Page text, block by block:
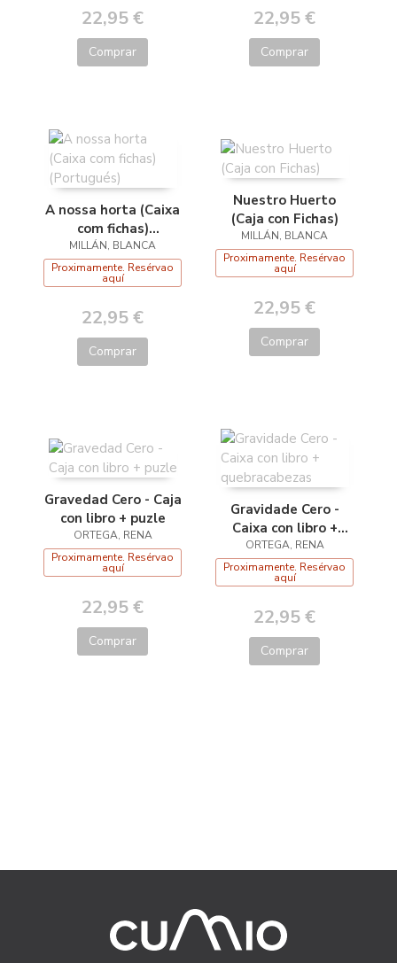
22,95 €
Comprar
22,95 €
Comprar
A nossa horta (Caixa
com fichas)
(Portugués)
MILLÁN, BLANCA
Proximamente. Resérvao
aquí
22,95 €
Comprar
Nuestro Huerto
(Caja con Fichas)
MILLÁN, BLANCA
Proximamente. Resérvao
aquí
22,95 €
Comprar
Gravedad Cero - Caja
con libro + puzle
ORTEGA, RENA
Proximamente. Resérvao
aquí
22,95 €
Comprar
Gravidade Cero -
Caixa con libro +
quebracabezas
ORTEGA, RENA
Proximamente. Resérvao
aquí
22,95 €
Comprar